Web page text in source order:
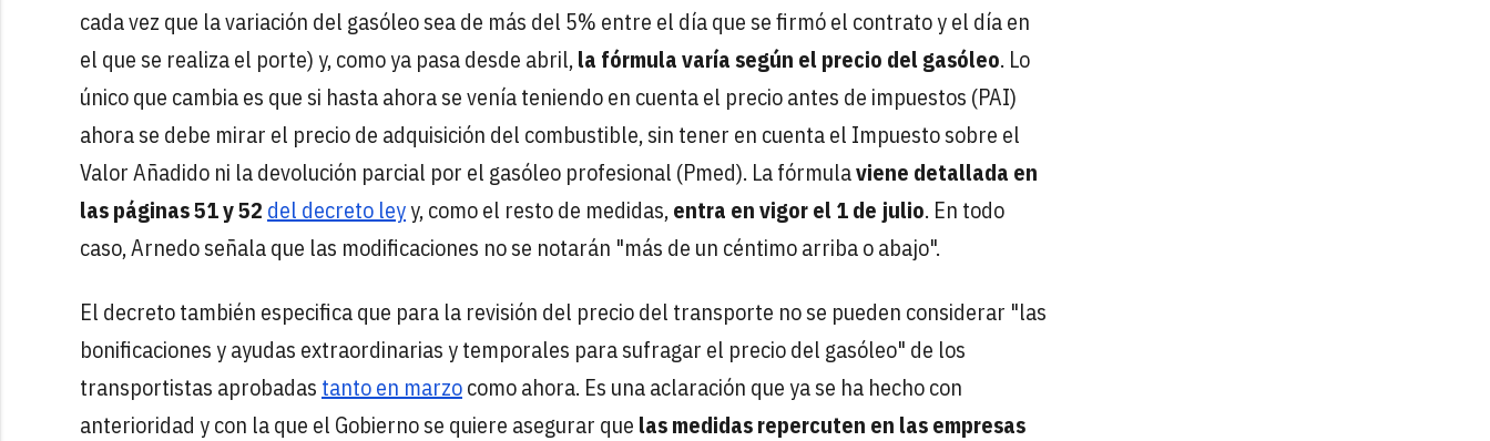
cada vez que la variación del gasóleo sea de más del 5% entre el día que se firmó el contrato y el día en
el que se realiza el porte) y, como ya pasa desde abril,la fórmula varía según el precio del gasóleo. Lo
único que cambia es que si hasta ahora se venía teniendo en cuenta el precio antes de impuestos (PAI)
ahora se debe mirar el precio de adquisición del combustible, sin tener en cuenta el Impuesto sobre el
Valor Añadido ni la devolución parcial por el gasóleo profesional (Pmed). La fórmulaviene detallada en
las páginas 51 y 52 del decreto leyy, como el resto de medidas,entra en vigor el 1 de julio. En todo
caso, Arnedo señala que las modificaciones no se notarán "más de un céntimo arriba o abajo".
El decreto también especifica que para la revisión del precio del transporte no se pueden considerar "las
bonificaciones y ayudas extraordinarias y temporales para sufragar el precio del gasóleo" de los
transportistas aprobadas tanto en marzocomo ahora. Es una aclaración que ya se ha hecho con
anterioridad y con la que el Gobierno se quiere asegurar que las medidas repercuten en las empresas